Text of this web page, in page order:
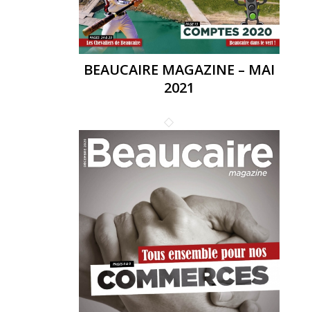
BEAUCAIRE MAGAZINE – MAI
2021